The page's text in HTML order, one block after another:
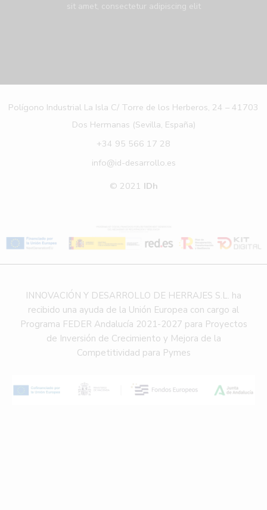
sit amet, consectetur adipiscing elit
Polígono Industrial La Isla C/ Torre de los Herberos, 24 – 41703
Dos Hermanas (Sevilla, España)
+34 95 566 17 28
info@id-desarrollo.es
© 2021 IDh
INNOVACIÓN Y DESARROLLO DE HERRAJES S.L. ha
recibido una ayuda de la Unión Europea con cargo al
Programa FEDER Andalucía 2021-2027 para Proyectos
de Inversión de Crecimiento y Mejora de la
Competitividad para Pymes